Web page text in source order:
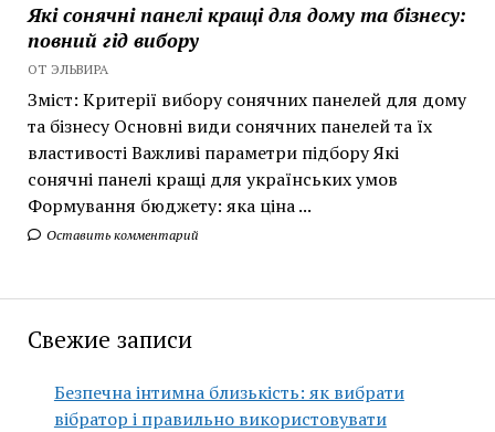
Які сонячні панелі кращі для дому та бізнесу:
повний гід вибору
ОТ ЭЛЬВИРА
Зміст: Критерії вибору сонячних панелей для дому
та бізнесу Основні види сонячних панелей та їх
властивості Важливі параметри підбору Які
сонячні панелі кращі для українських умов
Формування бюджету: яка ціна ...
Оставить комментарий
Свежие записи
Безпечна інтимна близькість: як вибрати
вібратор і правильно використовувати